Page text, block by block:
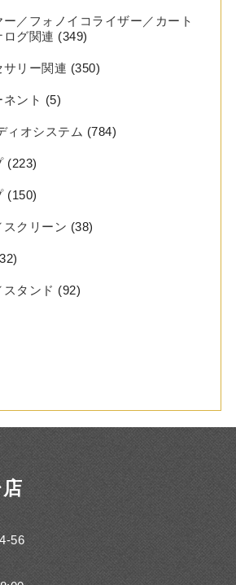
／フォノイコライザー／カート
ログ関連 (349)
リー関連 (350)
ント (5)
ィオシステム (784)
(223)
(150)
スクリーン (38)
タンド (92)
56